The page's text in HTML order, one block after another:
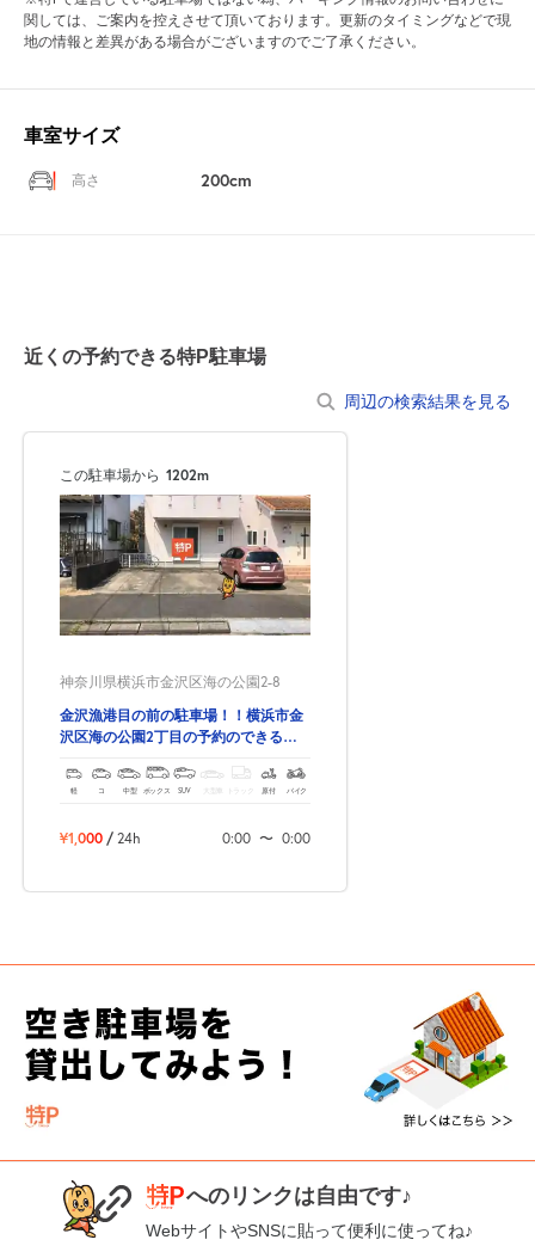
関しては、ご案内を控えさせて頂いております。更新のタイミングなどで現
地の情報と差異がある場合がございますのでご了承ください。
車室サイズ
高さ 200cm
近くの予約できる特P駐車場
周辺の検索結果を見る
この駐車場から 1202m
神奈川県横浜市金沢区海の公園2-8
金沢漁港目の前の駐車場！！横浜市金
沢区海の公園2丁目の予約のできる駐
軽 コ 中型 ボックス SUV 大型車 トラック 原付 バイク
¥1,000 / 24h 0:00 〜 0:00
へのリンクは自由です♪
WebサイトやSNSに貼って便利に使ってね♪